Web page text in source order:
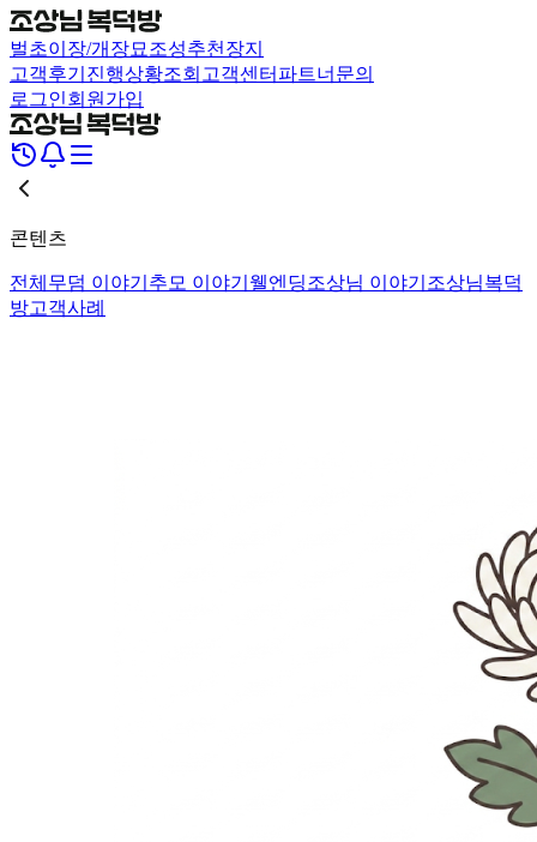
벌초이장/개장묘조성추천장지
고객후기 진행상황조회 고객센터 파트너문의
로그인회원가입
콘텐츠
전체 무덤 이야기 추모 이야기 웰엔딩조상님 이야기 조상님복덕
방고객사례